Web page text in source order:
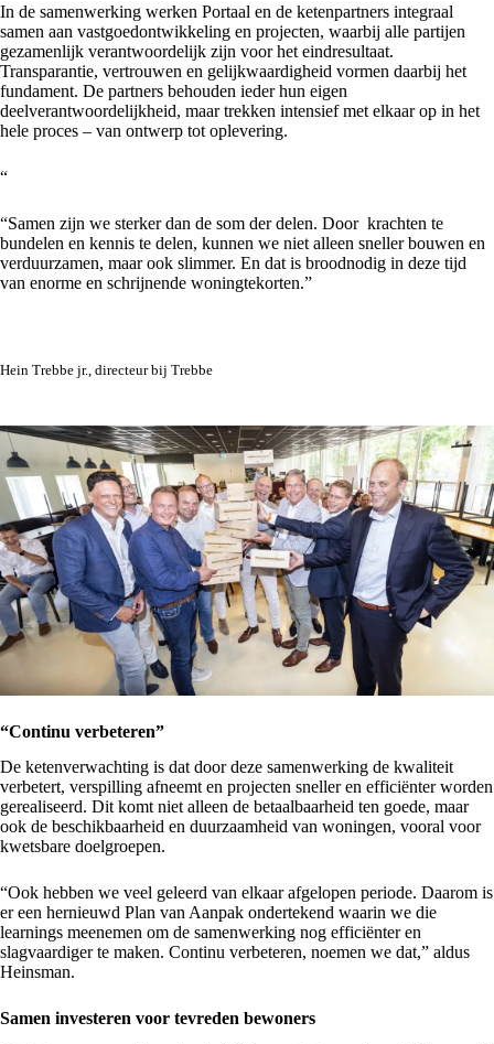
In de samenwerking werken Portaal en de ketenpartners integraal
samen aan vastgoedontwikkeling en projecten, waarbij alle partijen
gezamenlijk verantwoordelijk zijn voor het eindresultaat.
Transparantie, vertrouwen en gelijkwaardigheid vormen daarbij het
fundament. De partners behouden ieder hun eigen
deelverantwoordelijkheid, maar trekken intensief met elkaar op in het
hele proces – van ontwerp tot oplevering.
“
“Samen zijn we sterker dan de som der delen. Door krachten te
bundelen en kennis te delen, kunnen we niet alleen sneller bouwen en
verduurzamen, maar ook slimmer. En dat is broodnodig in deze tijd
van enorme en schrijnende woningtekorten.”
Hein Trebbe jr., directeur bij Trebbe
“Continu verbeteren”
De ketenverwachting is dat door deze samenwerking de kwaliteit
verbetert, verspilling afneemt en projecten sneller en efficiënter worden
gerealiseerd. Dit komt niet alleen de betaalbaarheid ten goede, maar
ook de beschikbaarheid en duurzaamheid van woningen, vooral voor
kwetsbare doelgroepen.
“Ook hebben we veel geleerd van elkaar afgelopen periode. Daarom is
er een hernieuwd Plan van Aanpak ondertekend waarin we die
learnings meenemen om de samenwerking nog efficiënter en
slagvaardiger te maken. Continu verbeteren, noemen we dat,” aldus
Heinsman.
Samen investeren voor tevreden bewoners